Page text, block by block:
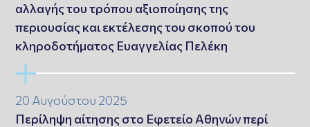
αλλαγής του τρόπου αξιοποίησης της
περιουσίας και εκτέλεσης του σκοπού του
κληροδοτήματος Ευαγγελίας Πελέκη
20 Αυγούστου 2025
Περίληψη αίτησης στο Εφετείο Αθηνών περί